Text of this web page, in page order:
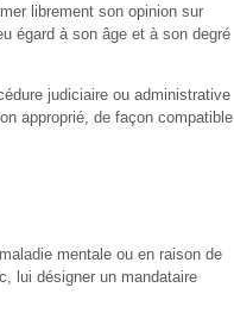
librement son opinion sur
égard à son âge et à son degré
judiciaire ou administrative
approprié, de façon compatible
mentale ou en raison de
lui désigner un mandataire